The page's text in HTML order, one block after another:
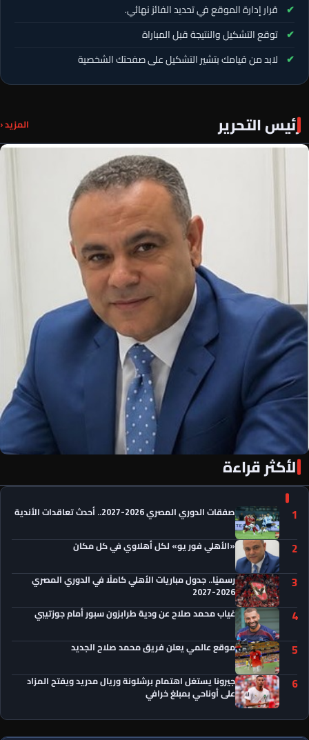
قرار إدارة الموقع في تحديد الفائز نهائي.
توقع التشكيل والنتيجة قبل المباراة
لابد من قيامك بتشير التشكيل على صفحتك الشخصية
رئيس التحرير المزيد ‹
«الأهلي فور يو» لكل أهلاوي في كل مكان
الأكثر قراءة
1 صفقات الدوري المصري 2026-2027.. أحدث تعاقدات الأندية
2 «الأهلي فور يو» لكل أهلاوي في كل مكان
3 رسميًا.. جدول مباريات الأهلي كاملًا في الدوري المصري
2026-2027
4 غياب محمد صلاح عن ودية طرابزون سبور أمام جوزتيبي
5 موقع عالمي يعلن فريق محمد صلاح الجديد
6 جيرونا يستغل اهتمام برشلونة وريال مدريد ويفتح المزاد
على أوناحي بمبلغ خرافي